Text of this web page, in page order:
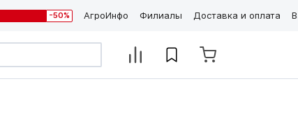
-50% АгроИнфо Филиалы Доставка и оплата